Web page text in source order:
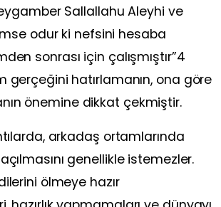
Sallallahu Aleyhi ve
odur ki nefsini hesaba
sonrası için çalışmıştır”4
gerçeğini hatırlamanın, ona göre
önemine dikkat çekmiştir.
arkadaş ortamlarında
genellikle istemezler.
ölmeye hazır